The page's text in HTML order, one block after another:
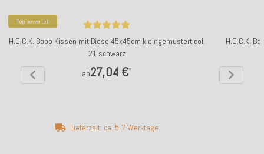
Top bewertet
H.O.C.K. Bobo Kissen mit Biese 45x45cm kleingemustert col.
21 schwarz
ab27,04 €*
Lieferzeit: ca. 5-7 Werktage
H.O.C.K.